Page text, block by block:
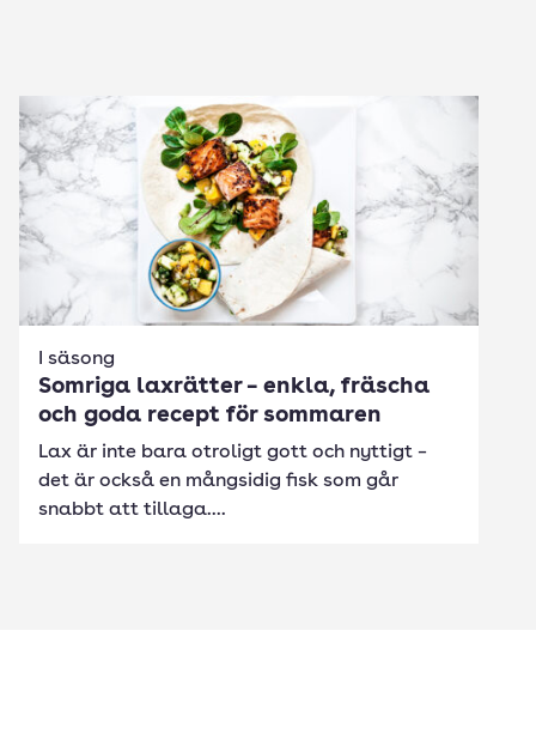
I säsong
Somriga laxrätter – enkla, fräscha
och goda recept för sommaren
Lax är inte bara otroligt gott och nyttigt –
det är också en mångsidig fisk som går
snabbt att tillaga....